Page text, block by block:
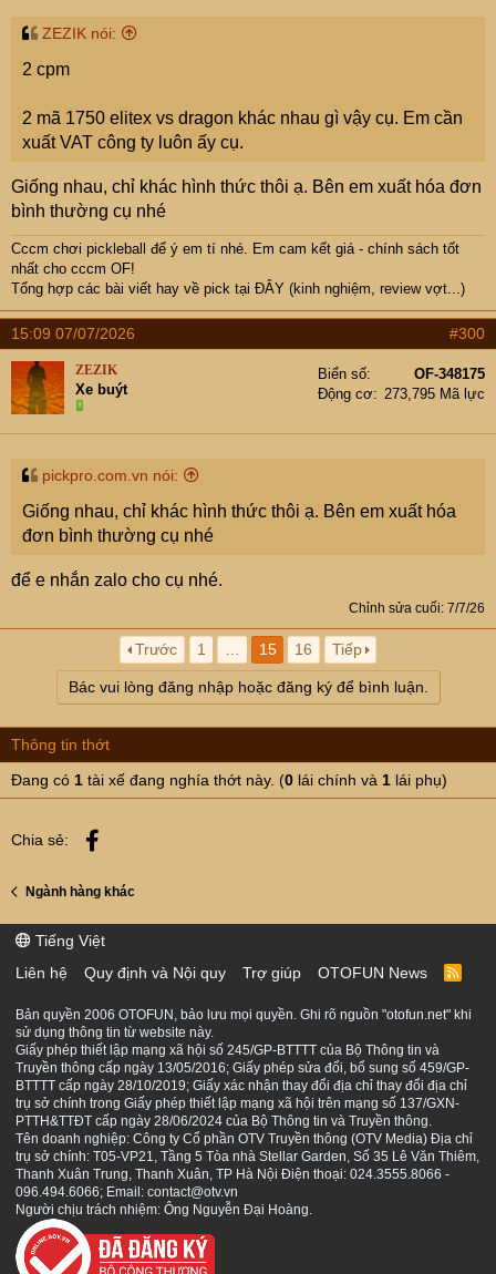
ZEZIK nói:
2 cpm
2 mã 1750 elitex vs dragon khác nhau gì vậy cụ. Em cần
xuất VAT công ty luôn ấy cụ.
Giống nhau, chỉ khác hình thức thôi ạ. Bên em xuất hóa đơn
bình thường cụ nhé
Cccm chơi pickleball để ý em tí nhé. Em cam kết giá - chính sách tốt
nhất cho cccm OF!
Tổng hợp các bài viết hay về pick tại ĐÂY (kinh nghiệm, review vợt...)
15:09 07/07/2026 #300
ZEZIK
Xe buýt
Biển số
OF-348175
Động cơ
273,795 Mã lực
pickpro.com.vn nói:
Giống nhau, chỉ khác hình thức thôi ạ. Bên em xuất hóa
đơn bình thường cụ nhé
để e nhắn zalo cho cụ nhé.
Chỉnh sửa cuối: 7/7/26
Trước 1 15 16 Tiếp
Bác vui lòng đăng nhập hoặc đăng ký để bình luận.
Thông tin thớt
Đang có 1 tài xế đang nghía thớt này. (0 lái chính và 1 lái phụ)
Chia sẻ:
Ngành hàng khác
Tiếng Việt
Liên hệ
Quy định và Nội quy Trợ giúp OTOFUN News
R
S
Bản quyền 2006 OTOFUN, bảo lưu mọi quyền. Ghi rõ nguồn "otofun.net" khi
sử dụng thông tin từ website này.
Giấy phép thiết lập mạng xã hội số 245/GP-BTTTT của Bộ Thông tin và
Truyền thông cấp ngày 13/05/2016; Giấy phép sửa đổi, bổ sung số 459/GP-
BTTTT cấp ngày 28/10/2019; Giấy xác nhận thay đổi địa chỉ thay đổi địa chỉ
trụ sở chính trong Giấy phép thiết lập mạng xã hội trên mạng số 137/GXN-
PTTH&TTĐT cấp ngày 28/06/2024 của Bộ Thông tin và Truyền thông.
Tên doanh nghiệp: Công ty Cổ phần OTV Truyền thông (OTV Media) Địa chỉ
trụ sở chính: T05-VP21, Tầng 5 Tòa nhà Stellar Garden, Số 35 Lê Văn Thiêm,
Thanh Xuân Trung, Thanh Xuân, TP Hà Nội Điện thoại: 024.3555.8066 -
096.494.6066; Email: contact@otv.vn
Người chịu trách nhiệm: Ông Nguyễn Đại Hoàng.